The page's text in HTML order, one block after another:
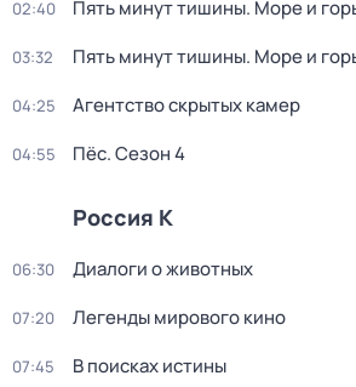
02:40 Пять минут тишины. Море и
03:32 Пять минут тишины. Море и
04:25 Агентство скрытых камер
04:55 Пёс. Сезон 4
Россия К
06:30 Диалоги о животных
07:20 Легенды мирового кино
07:45 В поисках истины